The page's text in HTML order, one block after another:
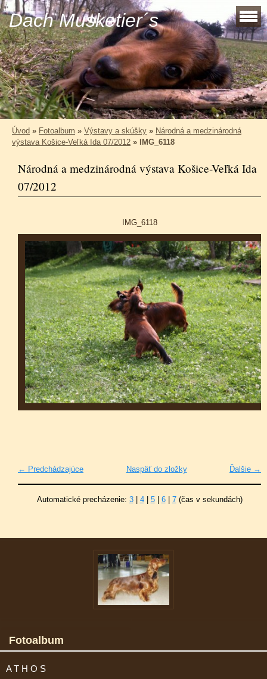
Dach Musketier´s
Úvod » Fotoalbum » Výstavy a skúšky » Národná a medzinárodná
výstava Košice-Veľká Ida 07/2012 » IMG_6118
Národná a medzinárodná výstava Košice-Veľká Ida
07/2012
IMG_6118
← Predchádzajúce Ďalšie →
Naspäť do zložky
Automatické precházenie: 3| 4| 5| 6| 7(čas v sekundách)
Fotoalbum
A T H O S